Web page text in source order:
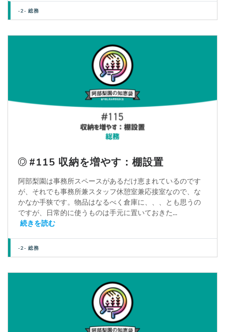
-2- 総務
#115 収納を増やす：棚設置
阿部梨園は事務所スペースがあるだけ恵まれているのです
が、それでも事務所兼スタッフ休憩室兼応接室なので、な
かなか手狭です。物品はなるべく倉庫に、、、とも思うの
ですが、日常的に使うものは手元に置いておきた...
続きを読む
-2- 総務